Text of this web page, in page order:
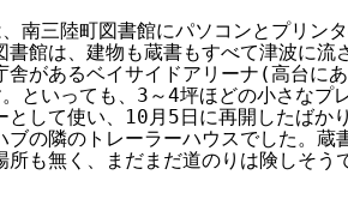
南三陸町図書館にパソコンとプリン
館は、建物も蔵書もすべて津波に流
舎があるベイサイドアリーナ(高台に
といっても、3～4坪ほどの小さなプ
として使い、10月5日に再開したばか
の隣のトレーラーハウスでした。蔵
所も無く、まだまだ道のりは険しそう